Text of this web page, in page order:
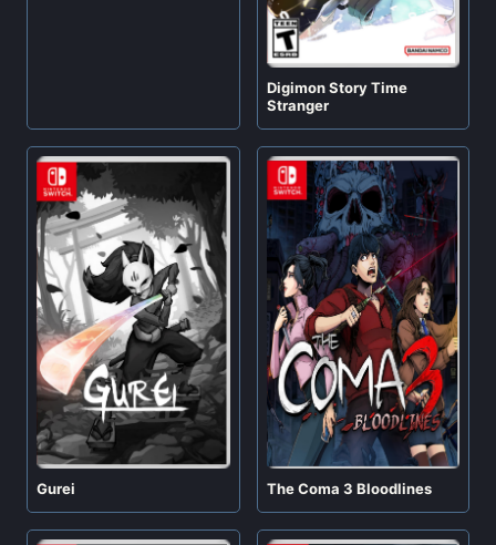
Digimon Story Time
Stranger
Gurei The Coma 3 Bloodlines